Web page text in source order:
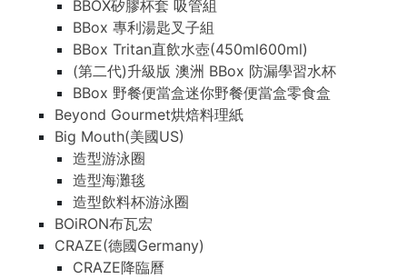
BBOX矽膠杯套 吸管組
BBox 專利湯匙叉子組
BBox Tritan直飲水壺(450ml600ml)
(第二代)升級版 澳洲 BBox 防漏學習水杯
BBox 野餐便當盒迷你野餐便當盒零食盒
Beyond Gourmet烘焙料理紙
Big Mouth(美國US)
造型游泳圈
造型海灘毯
造型飲料杯游泳圈
BOiRON布瓦宏
CRAZE(德國Germany)
CRAZE降臨曆